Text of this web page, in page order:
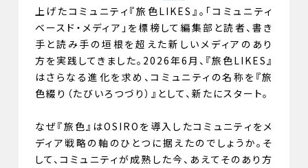
上げたコミュニティ『旅色LIKES』。「コミュニティ
ベースド・メディア」を標榜して編集部と読者、書き
手と読み手の垣根を超えた新しいメディアのあり
方を実践してきました。2026年6月、『旅色LIKES』
はさらなる進化を求め、コミュニティの名称を『旅
色綴り（たびいろつづり）』として、新たにスタート。
なぜ『旅色』はOSIROを導入したコミュニティをメ
ディア戦略の軸のひとつに据えたのでしょうか。そ
して、コミュニティが成熟した今、あえてそのあり方